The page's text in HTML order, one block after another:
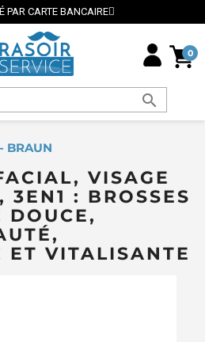
⭐ LIVRAISON GRATUITE
0
search
BRAUN
VISAGE
3EN1 : BROSSES
DOUCE,
ET VITALISANTE